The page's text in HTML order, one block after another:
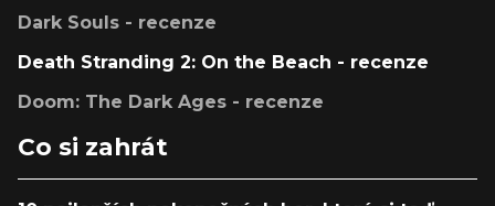
Dark Souls - recenze
Death Stranding 2: On the Beach - recenze
Doom: The Dark Ages - recenze
Co si zahrát